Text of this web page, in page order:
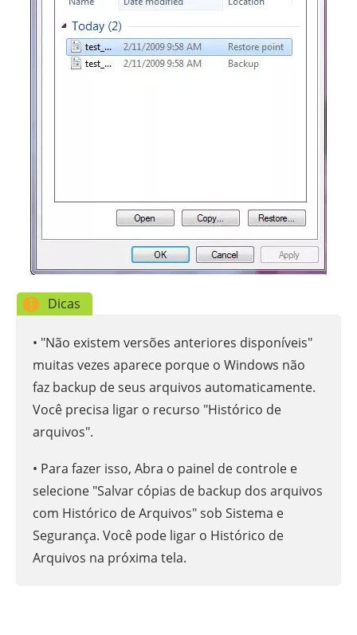
Dicas
• "Não existem versões anteriores disponíveis"
muitas vezes aparece porque o Windows não
faz backup de seus arquivos automaticamente.
Você precisa ligar o recurso "Histórico de
arquivos".
• Para fazer isso, Abra o painel de controle e
selecione "Salvar cópias de backup dos arquivos
com Histórico de Arquivos" sob Sistema e
Segurança. Você pode ligar o Histórico de
Arquivos na próxima tela.